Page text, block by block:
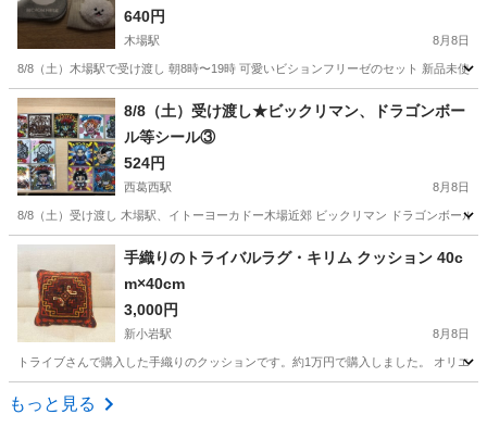
640円
木場駅 8月8日
8/8（土）木場駅で受け渡し 朝8時〜19時 可愛いビションフリーゼのセット 新品未使
東京 江東区 木場駅 その他
8/8（土）受け渡し★ビックリマン、ドラゴンボー
ル等シール③
524円
西葛西駅 8月8日
8/8（土）受け渡し 木場駅、イトーヨーカドー木場近郊 ビックリマン ドラゴンボール
東京 江戸川区 西葛西駅 その他 ビックリマン
手織りのトライバルラグ・キリム クッション 40c
m×40cm
3,000円
新小岩駅 8月8日
トライブさんで購入した手織りのクッションです。約1万円で購入しました。 オリエ
東京 葛飾区
もっと見る